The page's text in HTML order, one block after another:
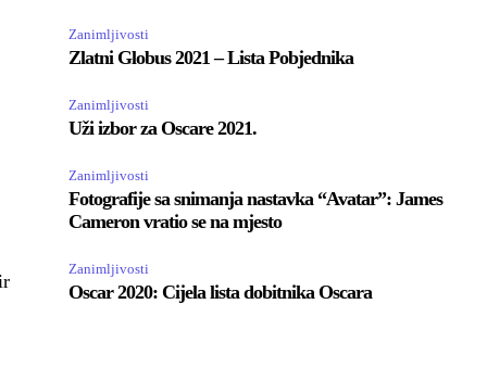
Zanimljivosti
Zlatni Globus 2021 – Lista Pobjednika
Zanimljivosti
Uži izbor za Oscare 2021.
Zanimljivosti
Fotografije sa snimanja nastavka “Avatar”: James
Cameron vratio se na mjesto
Zanimljivosti
Oscar 2020: Cijela lista dobitnika Oscara